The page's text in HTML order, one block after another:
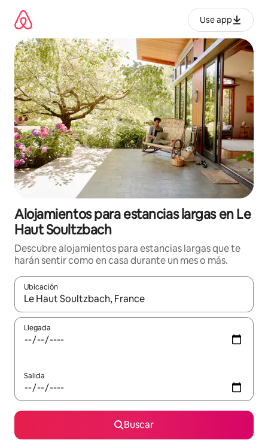
contenido
Use app
Alojamientos para estancias largas en Le
Haut Soultzbach
Descubre alojamientos para estancias largas que te
harán sentir como en casa durante un mes o más.
Ubicación
Cuando los resultados estén disponibles, podrás navegar
Llegada
Salida
Buscar